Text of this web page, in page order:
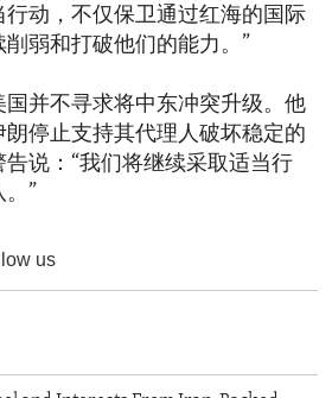
动，不仅保卫通过红海的国际
弱和打破他们的能力。”
并不寻求将中东冲突升级。他
停止支持其代理人破坏稳定的
说：“我们将继续采取适当行
”
us